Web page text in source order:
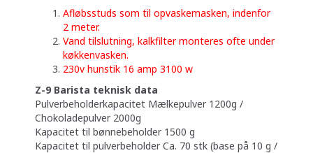
Afløbsstuds som til opvaskemasken, indenfor
2 meter.
Vand tilslutning, kalkfilter monteres ofte under
køkkenvasken.
230v hunstik 16 amp 3100 w
Z-9 Barista teknisk data
Pulverbeholderkapacitet Mælkepulver 1200g /
Chokoladepulver 2000g
Kapacitet til bønnebeholder 1500 g
Kapacitet til pulverbeholder Ca. 70 stk (base på 10 g /